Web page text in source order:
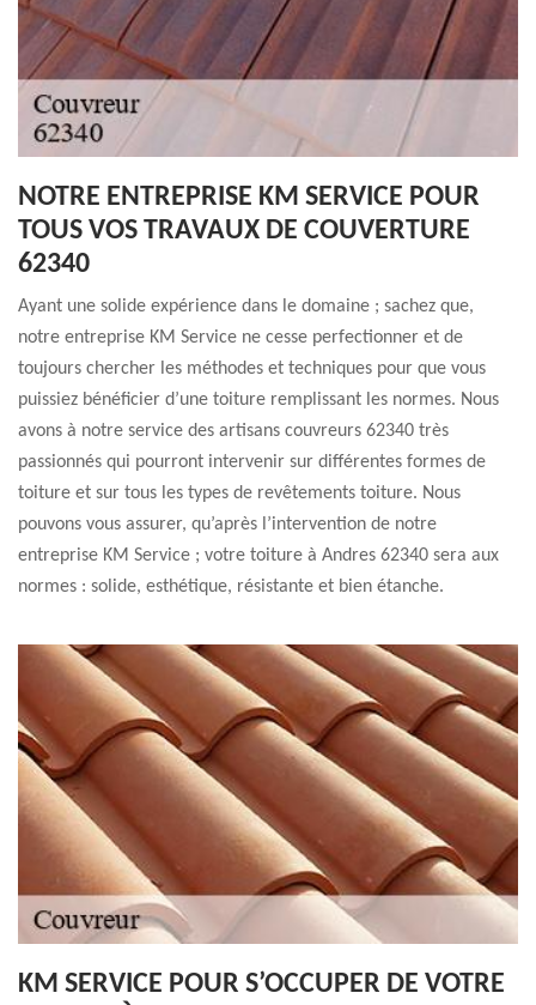
NOTRE ENTREPRISE KM SERVICE POUR
TOUS VOS TRAVAUX DE COUVERTURE
62340
Ayant une solide expérience dans le domaine ; sachez que,
notre entreprise KM Service ne cesse perfectionner et de
toujours chercher les méthodes et techniques pour que vous
puissiez bénéficier d’une toiture remplissant les normes. Nous
avons à notre service des artisans couvreurs 62340 très
passionnés qui pourront intervenir sur différentes formes de
toiture et sur tous les types de revêtements toiture. Nous
pouvons vous assurer, qu’après l’intervention de notre
entreprise KM Service ; votre toiture à Andres 62340 sera aux
normes : solide, esthétique, résistante et bien étanche.
KM SERVICE POUR S’OCCUPER DE VOTRE